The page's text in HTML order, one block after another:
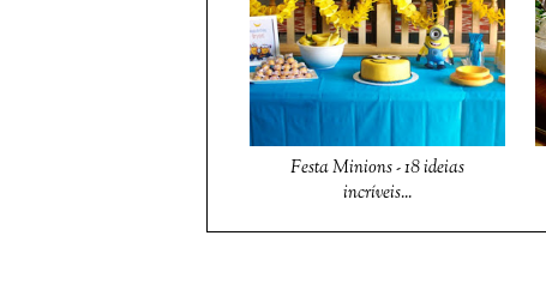
Festa Minions - 18 ideias
incríveis...